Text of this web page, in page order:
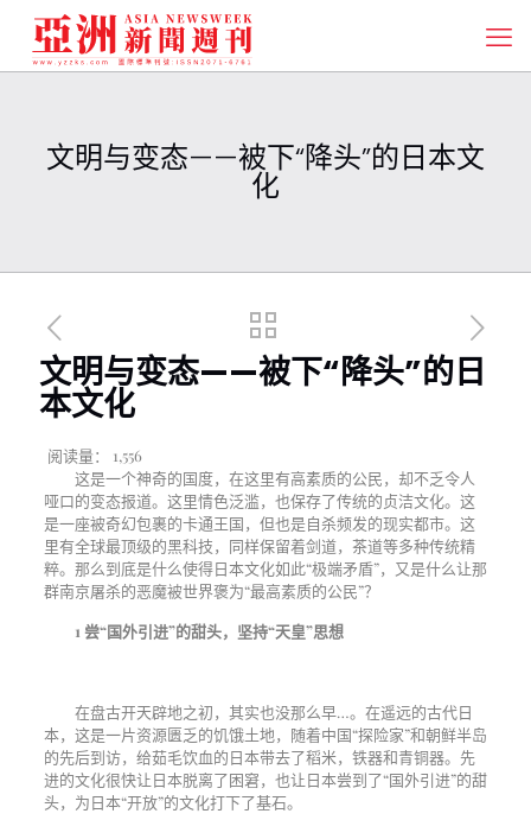
文明与变态——被下“降头”的日本文
化
文明与变态——被下“降头”的日
本文化
阅读量：
1,556
这是一个神奇的国度，在这里有高素质的公民，却不乏令人
哑口的变态报道。这里情色泛滥，也保存了传统的贞洁文化。这
是一座被奇幻包裹的卡通王国，但也是自杀频发的现实都市。这
里有全球最顶级的黑科技，同样保留着剑道，茶道等多种传统精
粹。那么到底是什么使得日本文化如此“极端矛盾”，又是什么让那
群南京屠杀的恶魔被世界褒为“最高素质的公民”？
1 尝“国外引进”的甜头，坚持“天皇”思想
在盘古开天辟地之初，其实也没那么早…。在遥远的古代日
本，这是一片资源匮乏的饥饿土地，随着中国“探险家”和朝鲜半岛
的先后到访，给茹毛饮血的日本带去了稻米，铁器和青铜器。先
进的文化很快让日本脱离了困窘，也让日本尝到了“国外引进”的甜
头，为日本“开放”的文化打下了基石。